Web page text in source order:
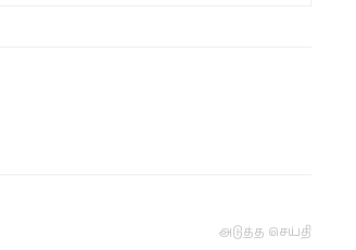
அடுத்த செய்தி